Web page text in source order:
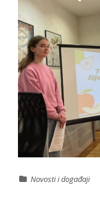
Novosti i događaji